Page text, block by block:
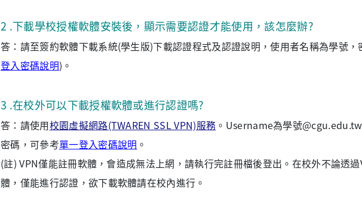
2 .下載學校授權軟體安裝後，顯示需要認證才能使用，該怎麼辦?
答：請至簽約軟體下載系統(學生版)下載認證程式及認證說明，使用者名稱為學號
登入密碼說明)。
3 .在校外可以下載授權軟體或進行認證嗎?
答：請使用校園虛擬網路(TWAREN SSL VPN)服務 。Username為學號
密碼，可參考單一登入密碼說明 。
(註) VPN僅能註冊軟體，會造成無法上網，請執行完註冊檔後登出。在校外不論透
體，僅能進行認證，欲下載軟體請在校內進行。